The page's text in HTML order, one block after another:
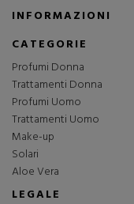
INFORMAZIONI
CATEGORIE
Profumi Donna
Trattamenti Donna
Profumi Uomo
Trattamenti Uomo
Make-up
Solari
Aloe Vera
LEGALE